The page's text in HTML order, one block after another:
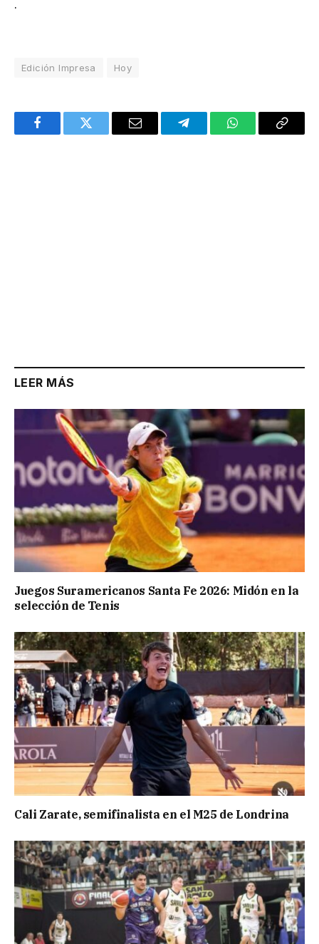
.
Edición Impresa Hoy
FacebookTwitter Email TelegramWhatsAppCopy
LEER MÁS
Juegos Suramericanos Santa Fe 2026: Midón en la
selección de Tenis
Cali Zarate, semifinalista en el M25 de Londrina